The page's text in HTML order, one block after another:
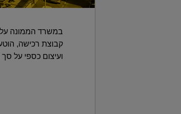
במשרד הממונה
קבוצת רכישה,
ועיצום כספי על סך 800 אלף שקל